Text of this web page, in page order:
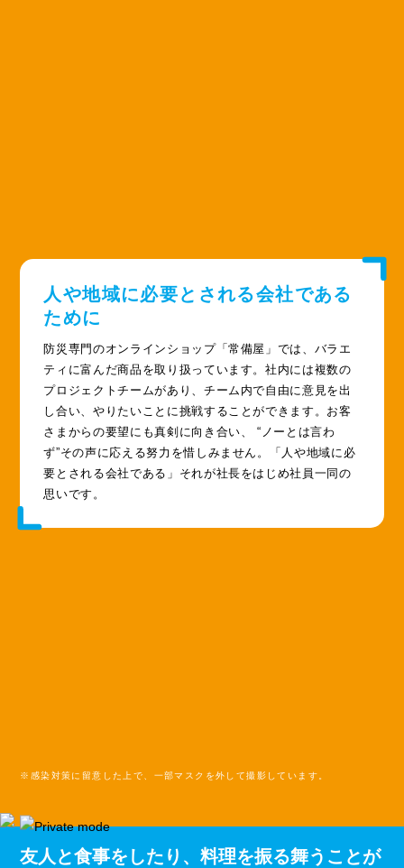
人や地域に必要とされる会社である
ために
防災専門のオンラインショップ「常備屋」では、バラエ
ティに富んだ商品を取り扱っています。社内には複数の
プロジェクトチームがあり、チーム内で自由に意見を出
し合い、やりたいことに挑戦することができます。お客
さまからの要望にも真剣に向き合い、 “ノーとは言わ
ず”その声に応える努力を惜しみません。「人や地域に必
要とされる会社である」それが社長をはじめ社員一同の
思いです。
※感染対策に留意した上で、一部マスクを外して撮影しています。
友人と食事をしたり、料理を振る舞うことが